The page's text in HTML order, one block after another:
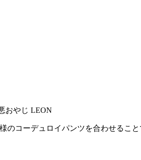
のコーデュロイパンツを合わせるこ